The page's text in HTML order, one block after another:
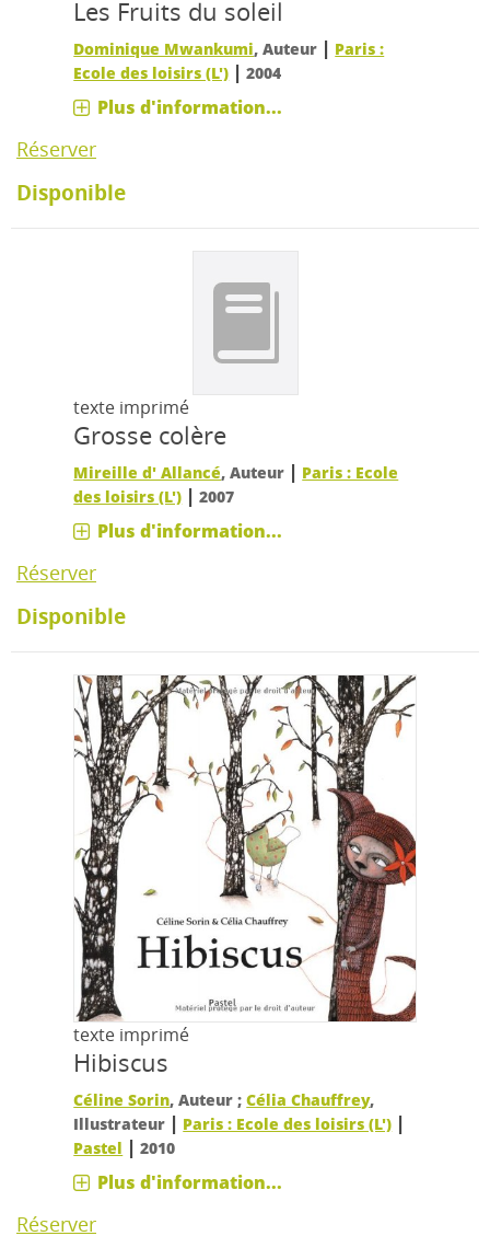
Les Fruits du soleil
Dominique Mwankumi, Auteur | Paris :
Ecole des loisirs (L') |2004
Plus d'information...
Réserver
Disponible
texte imprimé
Grosse colère
Mireille d' Allancé, Auteur | Paris : Ecole
des loisirs (L') |2007
Plus d'information...
Réserver
Disponible
texte imprimé
Hibiscus
Céline Sorin, Auteur ;Célia Chauffrey,
Illustrateur | Paris : Ecole des loisirs (L') |
Pastel |2010
Plus d'information...
Réserver